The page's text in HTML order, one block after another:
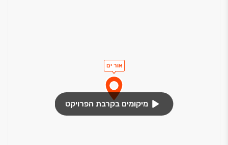
אור ים
מיקומים בקרבת הפרויקט